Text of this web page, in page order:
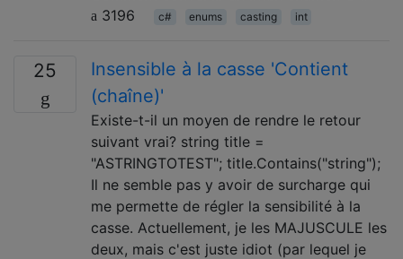
3196
c# enums casting int
25
Insensible à la casse 'Contient
(chaîne)'
Existe-t-il un moyen de rendre le retour
suivant vrai? string title =
"ASTRINGTOTEST"; title.Contains("string");
Il ne semble pas y avoir de surcharge qui
me permette de régler la sensibilité à la
casse. Actuellement, je les MAJUSCULE les
deux, mais c'est juste idiot (par lequel je